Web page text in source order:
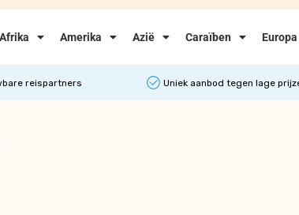
Afrika Amerika Azië Caraïben Europa
reispartners Uniek aanbod tegen lage